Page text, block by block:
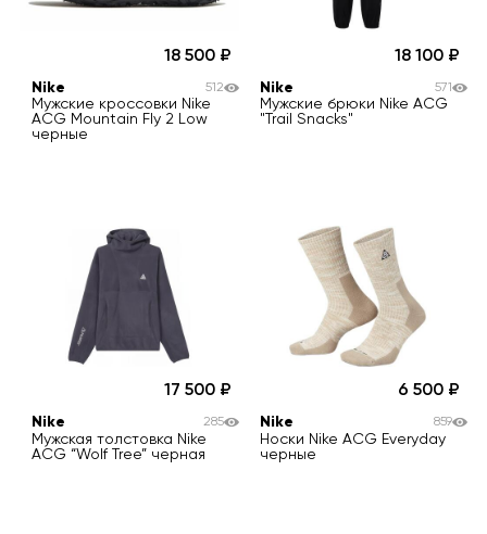
18 500
Nike
Мужские кроссовки Nike
ACG Mountain Fly 2 Low
черные
512
18 100
Nike
Мужские брюки Nike ACG
"Trail Snacks"
571
17 500
Nike
Мужская толстовка Nike
ACG “Wolf Tree” черная
285
6 500
Nike
Носки Nike ACG Everyday
черные
859